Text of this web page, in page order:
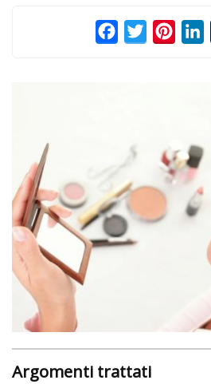
FacebookTwitter
Argomenti trattati